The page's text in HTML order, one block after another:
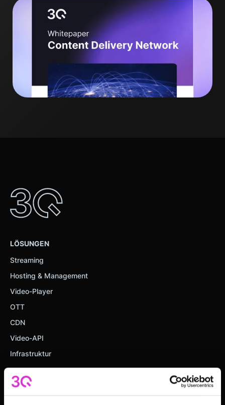
LÖSUNGEN
Streaming
Hosting & Management
Video-Player
OTT
CDN
Video-API
Infrastruktur
RESSOURCEN